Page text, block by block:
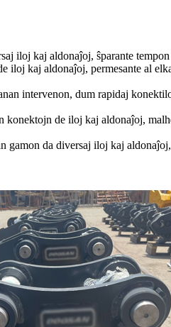
iloj kaj aldonaĵoj, ŝparante
kaj aldonaĵoj, permesante al
intervenon, dum rapidaj
de iloj kaj aldonaĵoj,
da diversaj iloj kaj